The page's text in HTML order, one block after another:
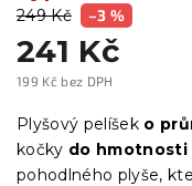
249 Kč –3 %
241 Kč
199 Kč bez DPH
cena:
Plyšový pelíšek o
kočky do hmotnosti
pohodlného plyše,